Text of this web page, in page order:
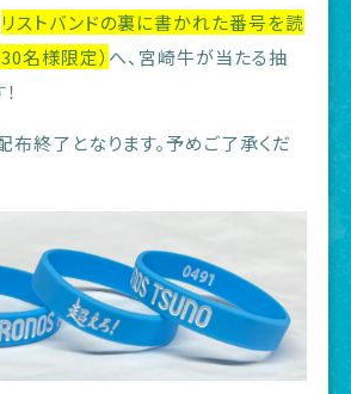
リストバンドの裏に書かれた番号を読
名様限定） へ、宮崎牛が当たる抽
布終了となります。予めご了承くだ